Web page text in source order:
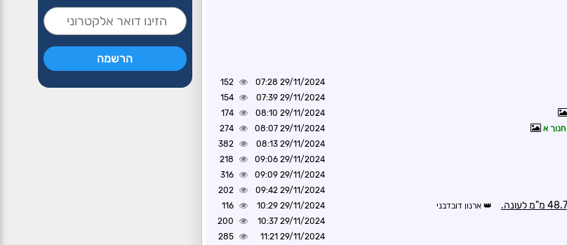
29/11/2024 07:28
152
29/11/2024 07:39
154
29/11/2024 08:10
174
חנוך א 29/11/2024 08:07
274
29/11/2024 08:13
382
29/11/2024 09:06
218
29/11/2024 09:09
316
29/11/2024 09:42
202
ארנון דובדבני 29/11/2024 10:29
116
29/11/2024 10:37
200
29/11/2024 11:21
285